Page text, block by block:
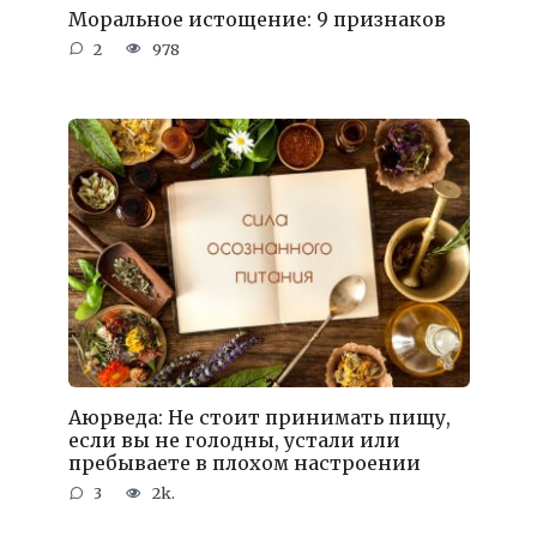
Моральное истощение: 9 признаков
2 978
Аюрведа: Не стоит принимать пищу,
если вы не голодны, устали или
пребываете в плохом настроении
3 2k.